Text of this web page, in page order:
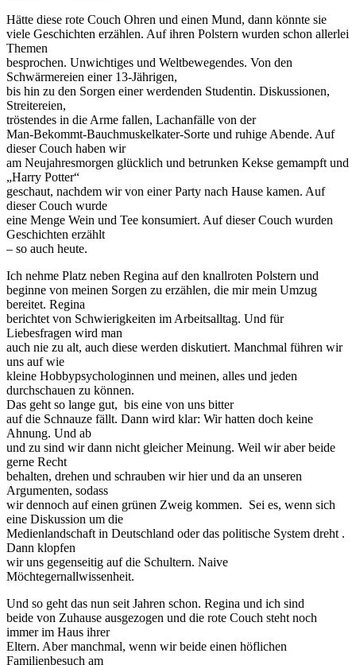
Hätte diese rote Couch Ohren und einen Mund, dann könnte sie
viele Geschichten erzählen. Auf ihren Polstern wurden schon allerlei
Themen
besprochen. Unwichtiges und Weltbewegendes. Von den
Schwärmereien einer 13-Jährigen,
bis hin zu den Sorgen einer werdenden Studentin. Diskussionen,
Streitereien,
tröstendes in die Arme fallen, Lachanfälle von der
Man-Bekommt-Bauchmuskelkater-Sorte und ruhige Abende. Auf
dieser Couch haben wir
am Neujahresmorgen glücklich und betrunken Kekse gemampft und
„Harry Potter“
geschaut, nachdem wir von einer Party nach Hause kamen. Auf
dieser Couch wurde
eine Menge Wein und Tee konsumiert. Auf dieser Couch wurden
Geschichten erzählt
– so auch heute.
Ich nehme Platz neben Regina auf den knallroten Polstern und
beginne von meinen Sorgen zu erzählen, die mir mein Umzug
bereitet. Regina
berichtet von Schwierigkeiten im Arbeitsalltag. Und für
Liebesfragen wird man
auch nie zu alt, auch diese werden diskutiert. Manchmal führen wir
uns auf wie
kleine Hobbypsychologinnen und meinen, alles und jeden
durchschauen zu können.
Das geht so lange gut, bis eine von uns bitter
auf die Schnauze fällt. Dann wird klar: Wir hatten doch keine
Ahnung. Und ab
und zu sind wir dann nicht gleicher Meinung. Weil wir aber beide
gerne Recht
behalten, drehen und schrauben wir hier und da an unseren
Argumenten, sodass
wir dennoch auf einen grünen Zweig kommen. Sei es, wenn sich
eine Diskussion um die
Medienlandschaft in Deutschland oder das politische System dreht .
Dann klopfen
wir uns gegenseitig auf die Schultern. Naive
Möchtegernallwissenheit.
Und so geht das nun seit Jahren schon. Regina und ich sind
beide von Zuhause ausgezogen und die rote Couch steht noch
immer im Haus ihrer
Eltern. Aber manchmal, wenn wir beide einen höflichen
Familienbesuch am